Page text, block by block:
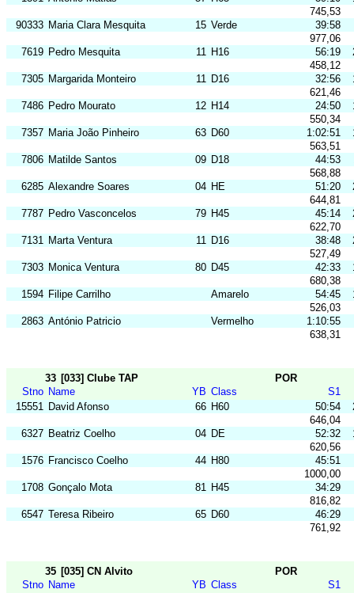
745,53
90333 Maria Clara Mesquita 15 Verde
39:58
977,06
7619 Pedro Mesquita 11 H16 56:19
458,12
7305 Margarida Monteiro 11 D16 32:56
621,46
7486 Pedro Mourato 12 H14 24:50
550,34
7357 Maria João Pinheiro 63 D60 1:02:51
563,51
7806 Matilde Santos 09 D18 44:53
568,88
6285 Alexandre Soares 04 HE 51:20
644,81
7787 Pedro Vasconcelos 79 H45 45:14
622,70
7131 Marta Ventura 11 D16 38:48
527,49
7303 Monica Ventura 80 D45 42:33
680,38
1594 Filipe Carrilho Amarelo 54:45
526,03
2863 António Patricio Vermelho
1:10:55
638,31
33 [033] Clube TAP
POR
Stno Name YB Class
S1
15551 David Afonso 66 H60 50:54
646,04
6327 Beatriz Coelho 04 DE 52:32
620,56
1576 Francisco Coelho 44 H80
45:51
1000,00
1708 Gonçalo Mota 81 H45
34:29
816,82
6547 Teresa Ribeiro 65 D60
46:29
761,92
35 [035] CN Alvito
POR
Stno Name YB Class
S1